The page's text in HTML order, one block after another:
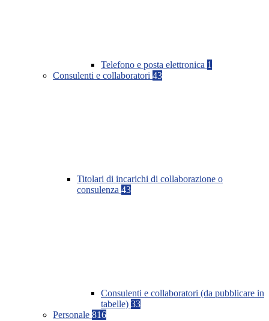
Telefono e posta elettronica 1
Consulenti e collaboratori 43
Titolari di incarichi di collaborazione o
consulenza 43
Consulenti e collaboratori (da pubblicare in
tabelle) 33
Personale 816